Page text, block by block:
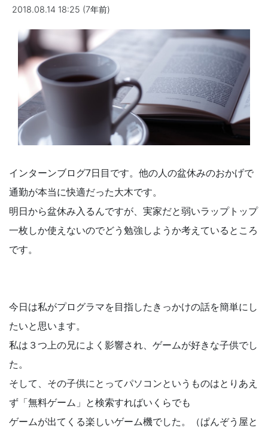
2018.08.14 18:25 (7年前)
インターンブログ7日目です。他の人の盆休みのおかげで
通勤が本当に快適だった大木です。
明日から盆休み入るんですが、実家だと弱いラップトップ
一枚しか使えないのでどう勉強しようか考えているところ
です。
今日は私がプログラマを目指したきっかけの話を簡単にし
たいと思います。
私は３つ上の兄によく影響され、ゲームが好きな子供でし
た。
そして、その子供にとってパソコンというものはとりあえ
ず「無料ゲーム」と検索すればいくらでも
ゲームが出てくる楽しいゲーム機でした。（ぱんぞう屋と